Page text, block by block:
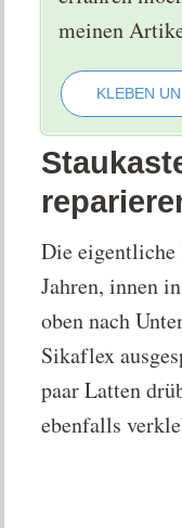
meinen
KLEBEN
Die eigentliche
Jahren, innen
oben nach
Sikaflex
paar Latten
ebenfalls